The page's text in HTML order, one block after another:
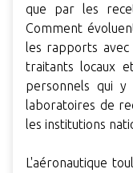
que par les
Comment
les rapports avec
traitants locaux
personnels qui
laboratoires de
les institutions
L'aéronautique